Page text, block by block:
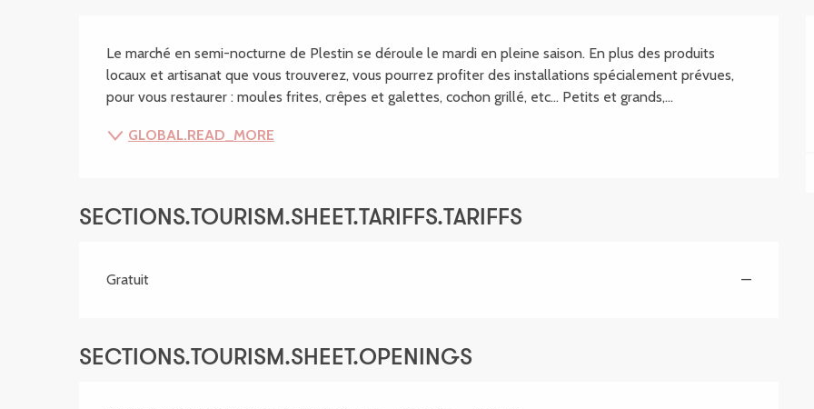
SECTIONS.TOURISM.SHEET.DESCRIPTION
Le marché en semi-nocturne de Plestin se déroule le mardi en pleine saison. En plus des produits
locaux et artisanat que vous trouverez, vous pourrez profiter des installations spécialement prévues,
pour vous restaurer : moules frites, crêpes et galettes, cochon grillé, etc... Petits et grands,...
GLOBAL.READ_MORE
SECTIONS.TOURISM.SHEET.TARIFFS.TARIFFS
Gratuit —
SECTIONS.TOURISM.SHEET.OPENINGS